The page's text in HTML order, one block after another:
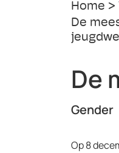
Home
De
De
Gender
Op 8